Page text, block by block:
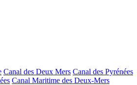
Canal des Deux Mers Canal des Pyrénées
Canal Maritime des Deux-Mers